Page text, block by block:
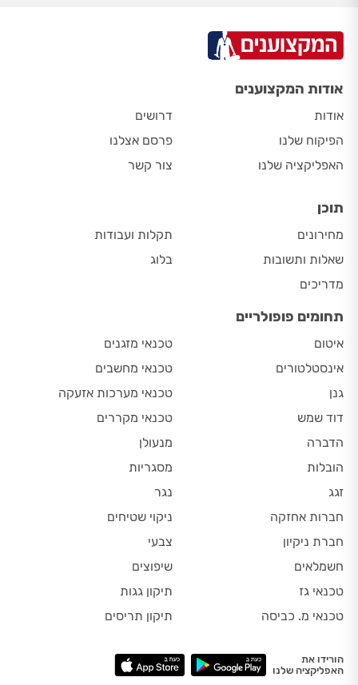
אודות המקצוענים
אודות
הפיקוח שלנו
האפליקציה שלנו
דרושים
פרסם אצלנו
צור קשר
תוכן
מחירונים
שאלות ותשובות
מדריכים
תקלות ועבודות
בלוג
תחומים פופולריים
איטום
אינסטלטורים
גנן
דוד שמש
הדברה
הובלות
זגג
חברות אחזקה
חברת ניקיון
חשמלאים
טכנאי גז
טכנאי מ. כביסה
טכנאי מזגנים
טכנאי מחשבים
טכנאי מערכות אזעקה
טכנאי מקררים
מנעולן
מסגריות
נגר
ניקוי שטיחים
צבעי
שיפוצים
תיקון גגות
תיקון תריסים
הורידו את
האפליקציה שלנו